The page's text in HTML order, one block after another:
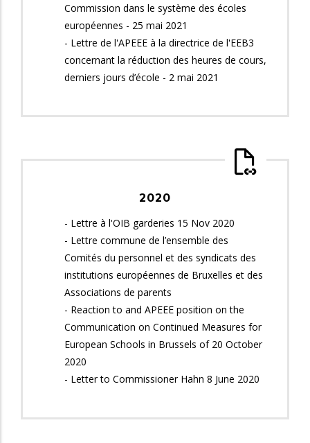
Commission dans le système des écoles
européennes - 25 mai 2021
- Lettre de l'APEEE à la directrice de l'EEB3
concernant la réduction des heures de cours,
derniers jours d’école - 2 mai 2021
2020
- Lettre à l'OIB garderies 15 Nov 2020
- Lettre commune de l’ensemble des
Comités du personnel et des syndicats des
institutions européennes de Bruxelles et des
Associations de parents
- Reaction to and APEEE position on the
Communication on Continued Measures for
European Schools in Brussels of 20 October
2020
- Letter to Commissioner Hahn 8 June 2020